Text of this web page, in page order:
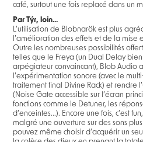
café, surtout une fois replacé dans un
Par Týr, loin...
L’utilisation de Blobnarök est plus
l’amélioration des effets et de la mise
Outre les nombreuses possibilités
telles que le Freya (un Dual Delay
arpégiateur convaincant), Blob Audio
l’expérimentation sonore (avec le
traitement final Divine Rack) et rendre
(Noise Gate accessible sur l’écran
fonctions comme le Detuner, les
d’enceintes...). Encore une fois, c’est
malgré une ouverture sur des sons
pouvez même choisir d’acquérir un